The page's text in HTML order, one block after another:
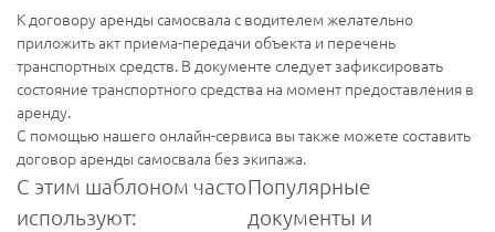
К договору аренды самосвала с водителем желательно
приложить акт приема-передачи объекта и перечень
транспортных средств. В документе следует зафиксировать
состояние транспортного средства на момент предоставления в
аренду.
С помощью нашего онлайн-сервиса вы также можете составить
договор аренды самосвала без экипажа.
С этим шаблоном часто
используют:
Популярные
документы и